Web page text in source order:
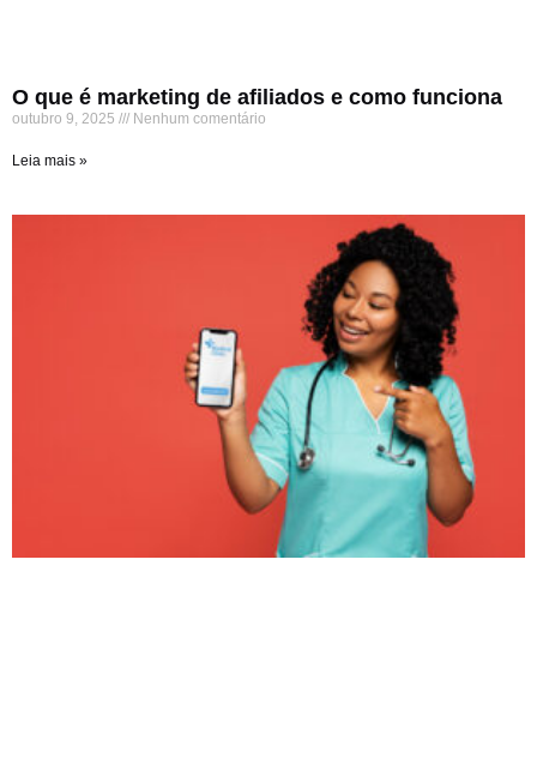
O que é marketing de afiliados e como funciona
outubro 9, 2025 Nenhum comentário
Leia mais »